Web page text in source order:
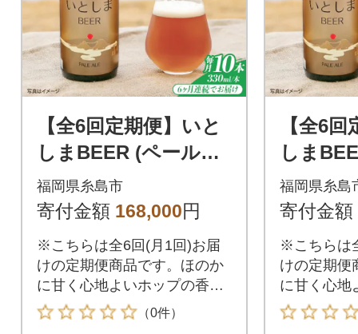
【全6回定期便】いと
しまBEER (ペールエ
ール) 330ml×10本 糸
島市 [AUA057]
福岡県糸島市
寄付金額 168,000円
※こちらは全6回(月1回)お届
けの定期便商品です。ほのか
に甘く心地よいホップの香り
と爽やかなキレの良いのど越
しをご堪能ください。人気商
（0件）
【全6
しま
ール)
市
福岡県糸島
寄付金額
※こちらは
けの定期便
に甘く心地
と爽やかな
しをご堪能